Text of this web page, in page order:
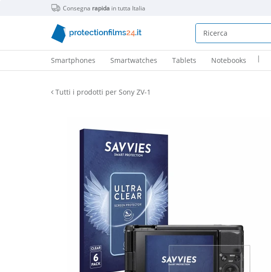
Consegna rapidain tutta Italia
Smartphones Smartwatches Tablets Notebooks |
Tutti i prodotti per Sony ZV-1